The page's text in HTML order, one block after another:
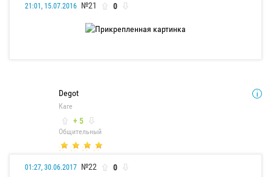
21:01, 15.07.2016 №21 0
Degot
Каге
+ 5
Общительный
01:27, 30.06.2017 №22 0